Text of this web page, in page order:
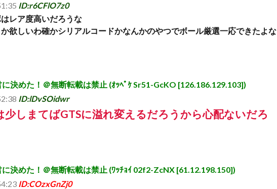
ID:r6CFlO7z0
レア度高いだろうな
欲しいわ確かシリアルコードかなんかのやつでボール厳選一応できたよな
決めた！＠無断転載は禁止 (ｵｯﾍﾟｹ Sr51-GcKO [126.186.129.103])
ID:lDvSOidwr
少しまてばGTSに溢れ変えるだろうから心配ないだろ
決めた！＠無断転載は禁止 (ﾜｯﾁｮｲ 02f2-ZcNX [61.12.198.150])
ID:COzxGnZj0